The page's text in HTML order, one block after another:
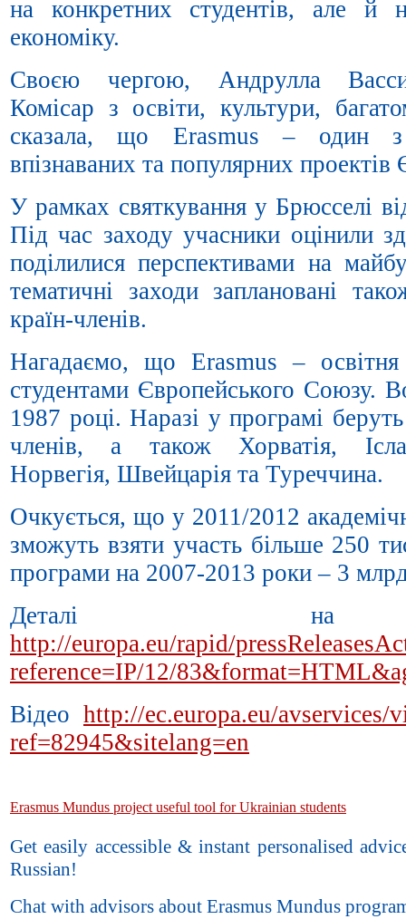
на конкретних студентів, але й
економіку.
Своєю чергою, Андрулла
Комісар з освіти, культури,
сказала, що Erasmus – один з
впізнаваних та популярних проектів
У рамках святкування у Брюсселі
Під час заходу учасники оцінили
поділилися перспективами на
тематичні заходи заплановані
країн-членів.
Нагадаємо, що Erasmus –
студентами Європейського Союзу.
1987 році. Наразі у програмі
членів, а також Хорватія,
Норвегія, Швейцарія та Туреччина.
Очкується, що у 2011/2012
зможуть взяти участь більше 250
програми на 2007-2013 роки – 3
Деталі на
http://europa.eu/rapid/
reference=IP/12/
Відео http://ec.europa.eu/avservices/
ref=82945&sitelang=en
Erasmus Mundus project useful tool for Ukrainian students
Get easily accessible & instant personalised
Russian!
Chat with advisors about Erasmus Mundus